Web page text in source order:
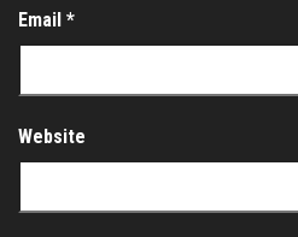
Email *
Website